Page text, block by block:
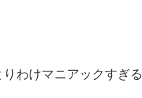
わけマニアックすぎる